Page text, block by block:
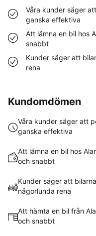
Våra kunder säger
ganska effektiva
Att lämna en bil hos
snabbt
Kunder säger att
rena
Kundomdömen
Våra kunder säger att
ganska effektiva
Att lämna en bil hos
och snabbt
Kunder säger att
någorlunda rena
Att hämta en bil från
och snabbt